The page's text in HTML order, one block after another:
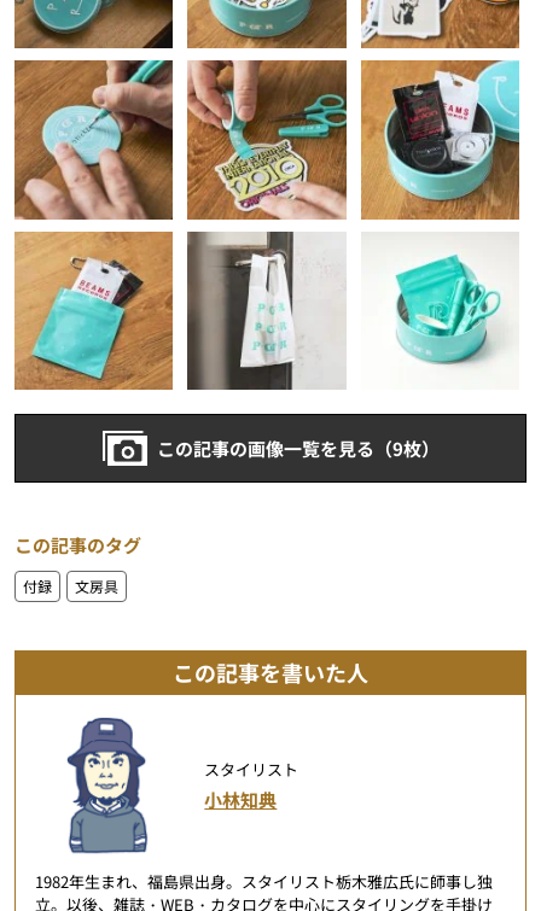
この記事の画像一覧を見る（9枚）
この記事のタグ
付録 文房具
この記事を書いた人
スタイリスト
小林知典
1982年生まれ、福島県出身。スタイリスト栃木雅広氏に師事し独
立。以後、雑誌・WEB・カタログを中心にスタイリングを手掛け